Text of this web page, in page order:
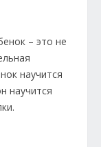
– это не
научится
научится